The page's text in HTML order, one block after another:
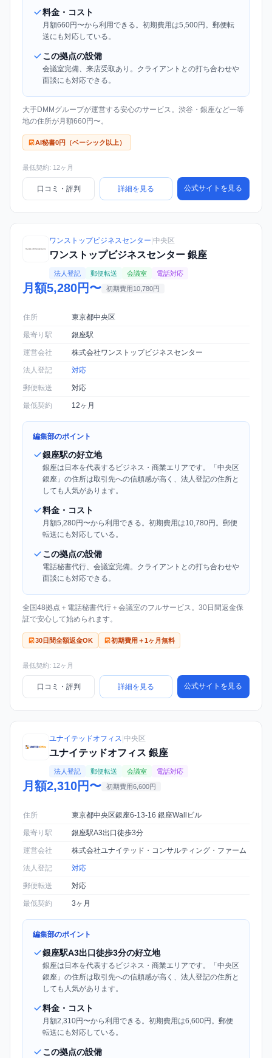
料金・コスト
月額660円〜から利用できる。初期費用は5,500円。郵便転
送にも対応している。
この拠点の設備
会議室完備、来店受取あり。クライアントとの打ち合わせや
面談にも対応できる。
大手DMMグループが運営する安心のサービス。渋谷・銀座など一等
地の住所が月額660円〜。
AI秘書0円（ベーシック以上）
最低契約: 12ヶ月
口コミ・評判 詳細を見る 公式サイトを見る
ワンストップビジネスセンター 中央区
ワンストップビジネスセンター 銀座
法人登記 郵便転送 会議室 電話対応
月額5,280円〜 初期費用10,780円
住所 東京都中央区
最寄り駅 銀座駅
運営会社 株式会社ワンストップビジネスセンター
法人登記 対応
郵便転送 対応
最低契約 12ヶ月
編集部のポイント
銀座駅の好立地
銀座は日本を代表するビジネス・商業エリアです。「中央区
銀座」の住所は取引先への信頼感が高く、法人登記の住所と
しても人気があります。
料金・コスト
月額5,280円〜から利用できる。初期費用は10,780円。郵便
転送にも対応している。
この拠点の設備
電話秘書代行、会議室完備。クライアントとの打ち合わせや
面談にも対応できる。
全国48拠点＋電話秘書代行＋会議室のフルサービス。30日間返金保
証で安心して始められます。
30日間全額返金OK 初期費用＋1ヶ月無料
最低契約: 12ヶ月
口コミ・評判 詳細を見る 公式サイトを見る
ユナイテッドオフィス 中央区
ユナイテッドオフィス 銀座
法人登記 郵便転送 会議室 電話対応
月額2,310円〜 初期費用6,600円
住所 東京都中央区銀座6-13-16 銀座Wallビル
最寄り駅 銀座駅A3出口徒歩3分
運営会社 株式会社ユナイテッド・コンサルティング・ファーム
法人登記 対応
郵便転送 対応
最低契約 3ヶ月
編集部のポイント
銀座駅A3出口徒歩3分の好立地
銀座は日本を代表するビジネス・商業エリアです。「中央区
銀座」の住所は取引先への信頼感が高く、法人登記の住所と
しても人気があります。
料金・コスト
月額2,310円〜から利用できる。初期費用は6,600円。郵便
転送にも対応している。
この拠点の設備